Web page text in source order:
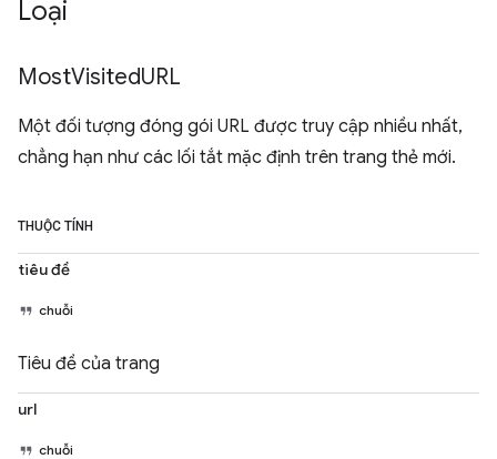
Loại
MostVisitedURL
Một đối tượng đóng gói URL được truy cập nhiều nhất,
chẳng hạn như các lối tắt mặc định trên trang thẻ mới.
THUỘC TÍNH
tiêu đề
chuỗi
Tiêu đề của trang
url
chuỗi